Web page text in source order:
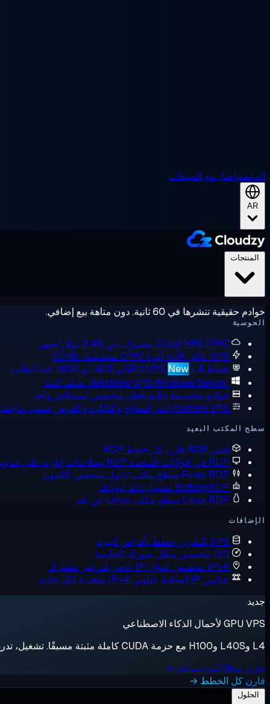
الدعمتواصل مع المبيعات
AR
المنتجات
خوادم حقيقية تنشرها في 60 ثانية. دون متاهة بيع إضافي.
الحوسبة
Cloud VPS EPYC مشترك، من 2.48 دولار/شهر
VPS عالي الأداء
أنوية EPYC مخصصة، DDR5
خطط GPU VPS
New L4 و L40S و H100 عند الطلب
Windows VPS Windows Server، تحكم كامل
خوادم مخصصة خادم فعلي مخصص لمستأجر واحد
Custom VPS اختر المعالج والذاكرة والقرص حسب حاجتك
سطح المكتب البعيد
اشترِ RDP
قارن كل خطط RDP
RDP في الولايات المتحدة
RDP بصلاحيات إدارية على عناوين IP أمريكية
Forex RDP سطح مكتب تداول منخفض الكمون
Botting RDP تشغيل دائم لبوتاتك
Linux RDP سطح مكتب Linux عن بُعد
الإضافات
VPS للتخزين
خطط بأقراص كبيرة
ISO مخصص
شغّل صورتك الخاصة
IPv4 مخصص
عنوان IP خاص بك، غير مشترك
عناوين IP إضافية
عناوين IPv4 متعددة لكل خادم
جديد
GPU VPS لأحمال الذكاء الاصطناعي
L4 وL40S وH100 مع حزمة CUDA كاملة مثبتة مسبقًا. تشغيل، تدريب، إيقاف، فوترة بالثانية.
جرّب مجانًا لمدة ساعة ←
قارن كل الخطط →
الحلول